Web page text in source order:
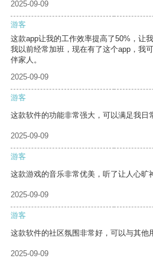
2025-09-09
游客
这款app让我的工作效率提高了50%，让
我以前经常加班，现在有了这个app，我
伴家人。
2025-09-09
游客
这款软件的功能非常强大，可以满足我日
2025-09-09
游客
这款游戏的音乐非常优美，听了让人心旷
2025-09-09
游客
这款软件的社区氛围非常好，可以与其他
2025-09-09